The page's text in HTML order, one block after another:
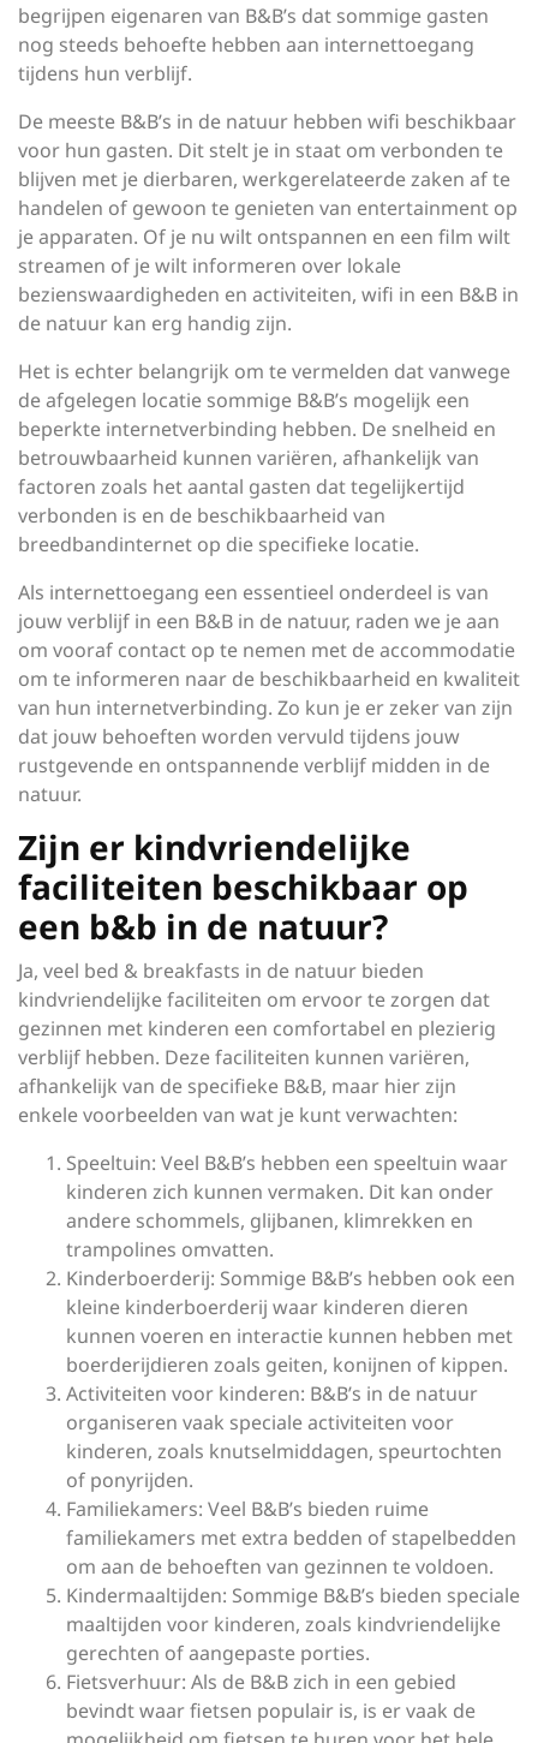
begrijpen eigenaren van B&B’s dat sommige gasten
nog steeds behoefte hebben aan internettoegang
tijdens hun verblijf.
De meeste B&B’s in de natuur hebben wifi beschikbaar
voor hun gasten. Dit stelt je in staat om verbonden te
blijven met je dierbaren, werkgerelateerde zaken af te
handelen of gewoon te genieten van entertainment op
je apparaten. Of je nu wilt ontspannen en een film wilt
streamen of je wilt informeren over lokale
bezienswaardigheden en activiteiten, wifi in een B&B in
de natuur kan erg handig zijn.
Het is echter belangrijk om te vermelden dat vanwege
de afgelegen locatie sommige B&B’s mogelijk een
beperkte internetverbinding hebben. De snelheid en
betrouwbaarheid kunnen variëren, afhankelijk van
factoren zoals het aantal gasten dat tegelijkertijd
verbonden is en de beschikbaarheid van
breedbandinternet op die specifieke locatie.
Als internettoegang een essentieel onderdeel is van
jouw verblijf in een B&B in de natuur, raden we je aan
om vooraf contact op te nemen met de accommodatie
om te informeren naar de beschikbaarheid en kwaliteit
van hun internetverbinding. Zo kun je er zeker van zijn
dat jouw behoeften worden vervuld tijdens jouw
rustgevende en ontspannende verblijf midden in de
natuur.
Zijn er kindvriendelijke
faciliteiten beschikbaar op
een b&b in de natuur?
Ja, veel bed & breakfasts in de natuur bieden
kindvriendelijke faciliteiten om ervoor te zorgen dat
gezinnen met kinderen een comfortabel en plezierig
verblijf hebben. Deze faciliteiten kunnen variëren,
afhankelijk van de specifieke B&B, maar hier zijn
enkele voorbeelden van wat je kunt verwachten:
Speeltuin: Veel B&B’s hebben een speeltuin waar
kinderen zich kunnen vermaken. Dit kan onder
andere schommels, glijbanen, klimrekken en
trampolines omvatten.
Kinderboerderij: Sommige B&B’s hebben ook een
kleine kinderboerderij waar kinderen dieren
kunnen voeren en interactie kunnen hebben met
boerderijdieren zoals geiten, konijnen of kippen.
Activiteiten voor kinderen: B&B’s in de natuur
organiseren vaak speciale activiteiten voor
kinderen, zoals knutselmiddagen, speurtochten
of ponyrijden.
Familiekamers: Veel B&B’s bieden ruime
familiekamers met extra bedden of stapelbedden
om aan de behoeften van gezinnen te voldoen.
Kindermaaltijden: Sommige B&B’s bieden speciale
maaltijden voor kinderen, zoals kindvriendelijke
gerechten of aangepaste porties.
Fietsverhuur: Als de B&B zich in een gebied
bevindt waar fietsen populair is, is er vaak de